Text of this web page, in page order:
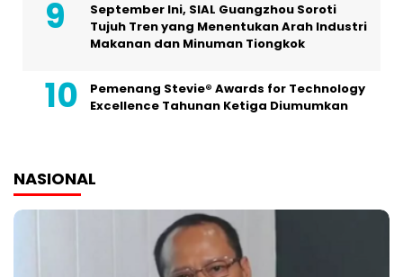
September Ini, SIAL Guangzhou Soroti
Tujuh Tren yang Menentukan Arah Industri
Makanan dan Minuman Tiongkok
Pemenang Stevie® Awards for Technology
Excellence Tahunan Ketiga Diumumkan
NASIONAL